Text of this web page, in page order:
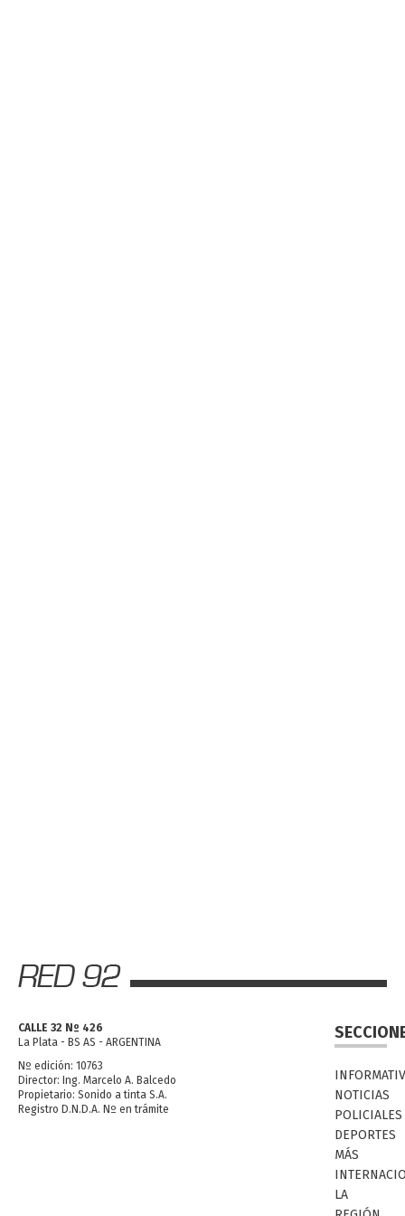
CALLE 32 Nº 426
La Plata - BS AS - ARGENTINA
Nº edición: 10763
Director: Ing. Marcelo A. Balcedo
Propietario: Sonido a tinta S.A.
Registro D.N.D.A. Nº en trámite
NOTICIAS
POLICIALES
DEPORTES
MÁS
LA